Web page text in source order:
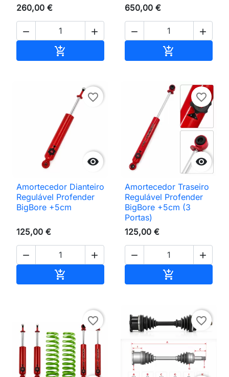
260,00 €
 

650,00 €
 


favorite_border
Amortecedor Dianteiro
Regulável Profender
BigBore +5cm
125,00 €
 


favorite_border
Amortecedor Traseiro
Regulável Profender
BigBore +5cm (3
Portas)
125,00 €
 

favorite_border favorite_border